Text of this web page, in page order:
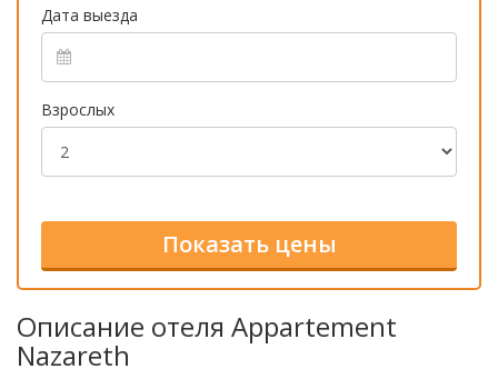
Дата выезда
Взрослых
Описание отеля Appartement
Nazareth